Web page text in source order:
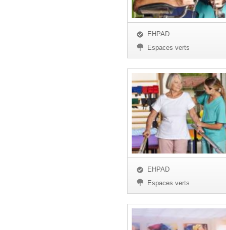
EHPAD
Espaces verts
EHPAD
Espaces verts